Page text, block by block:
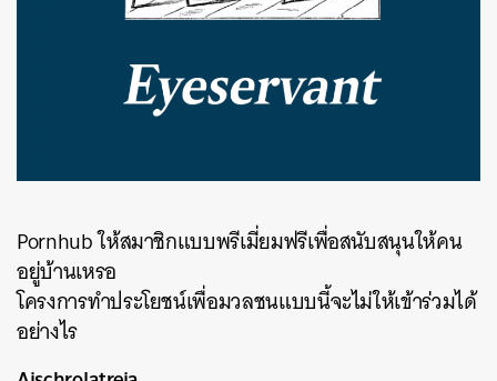
Pornhub ให้สมาชิกแบบพรีเมี่ยมฟรีเพื่อสนับสนุนให้คน
อยู่บ้านเหรอ
โครงการทำประโยชน์เพื่อมวลชนแบบนี้จะไม่ให้เข้าร่วมได้
อย่างไร